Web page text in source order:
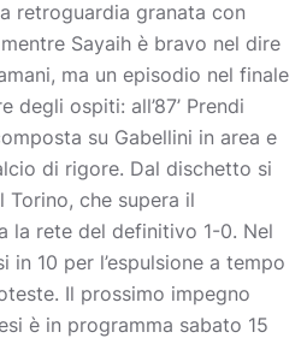
retroguardia granata con
Sayaih è bravo nel dire
ma un episodio nel finale
degli ospiti: all’87’ Prendi
su Gabellini in area e
di rigore. Dal dischetto si
Torino, che supera il
la rete del definitivo 1-0. Nel
10 per l’espulsione a tempo
Il prossimo impegno
è in programma sabato 15